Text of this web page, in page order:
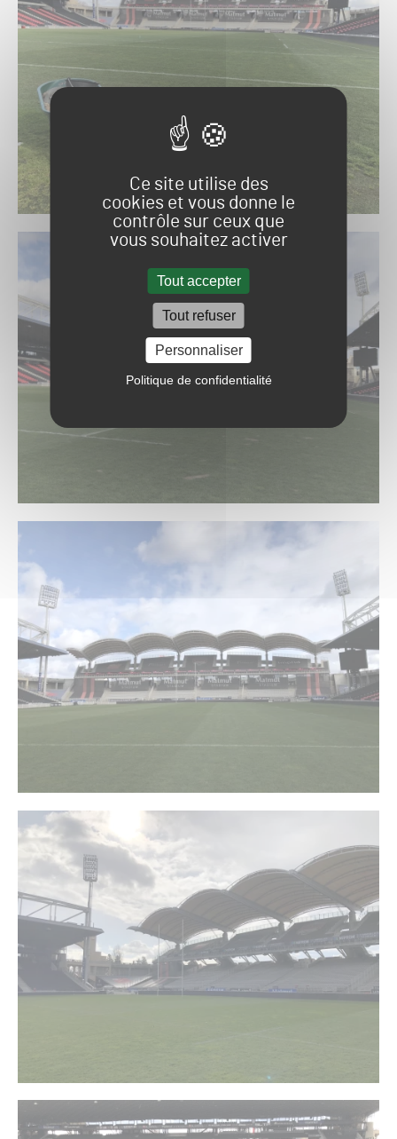
Ce site utilise des
cookies et vous donne le
contrôle sur ceux que
vous souhaitez activer
Tout accepter
Tout refuser
Personnaliser
Politique de confidentialité